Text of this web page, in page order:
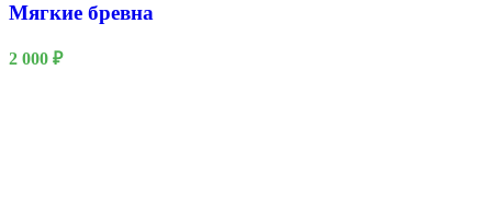
Мягкие бревна
2 000 ₽